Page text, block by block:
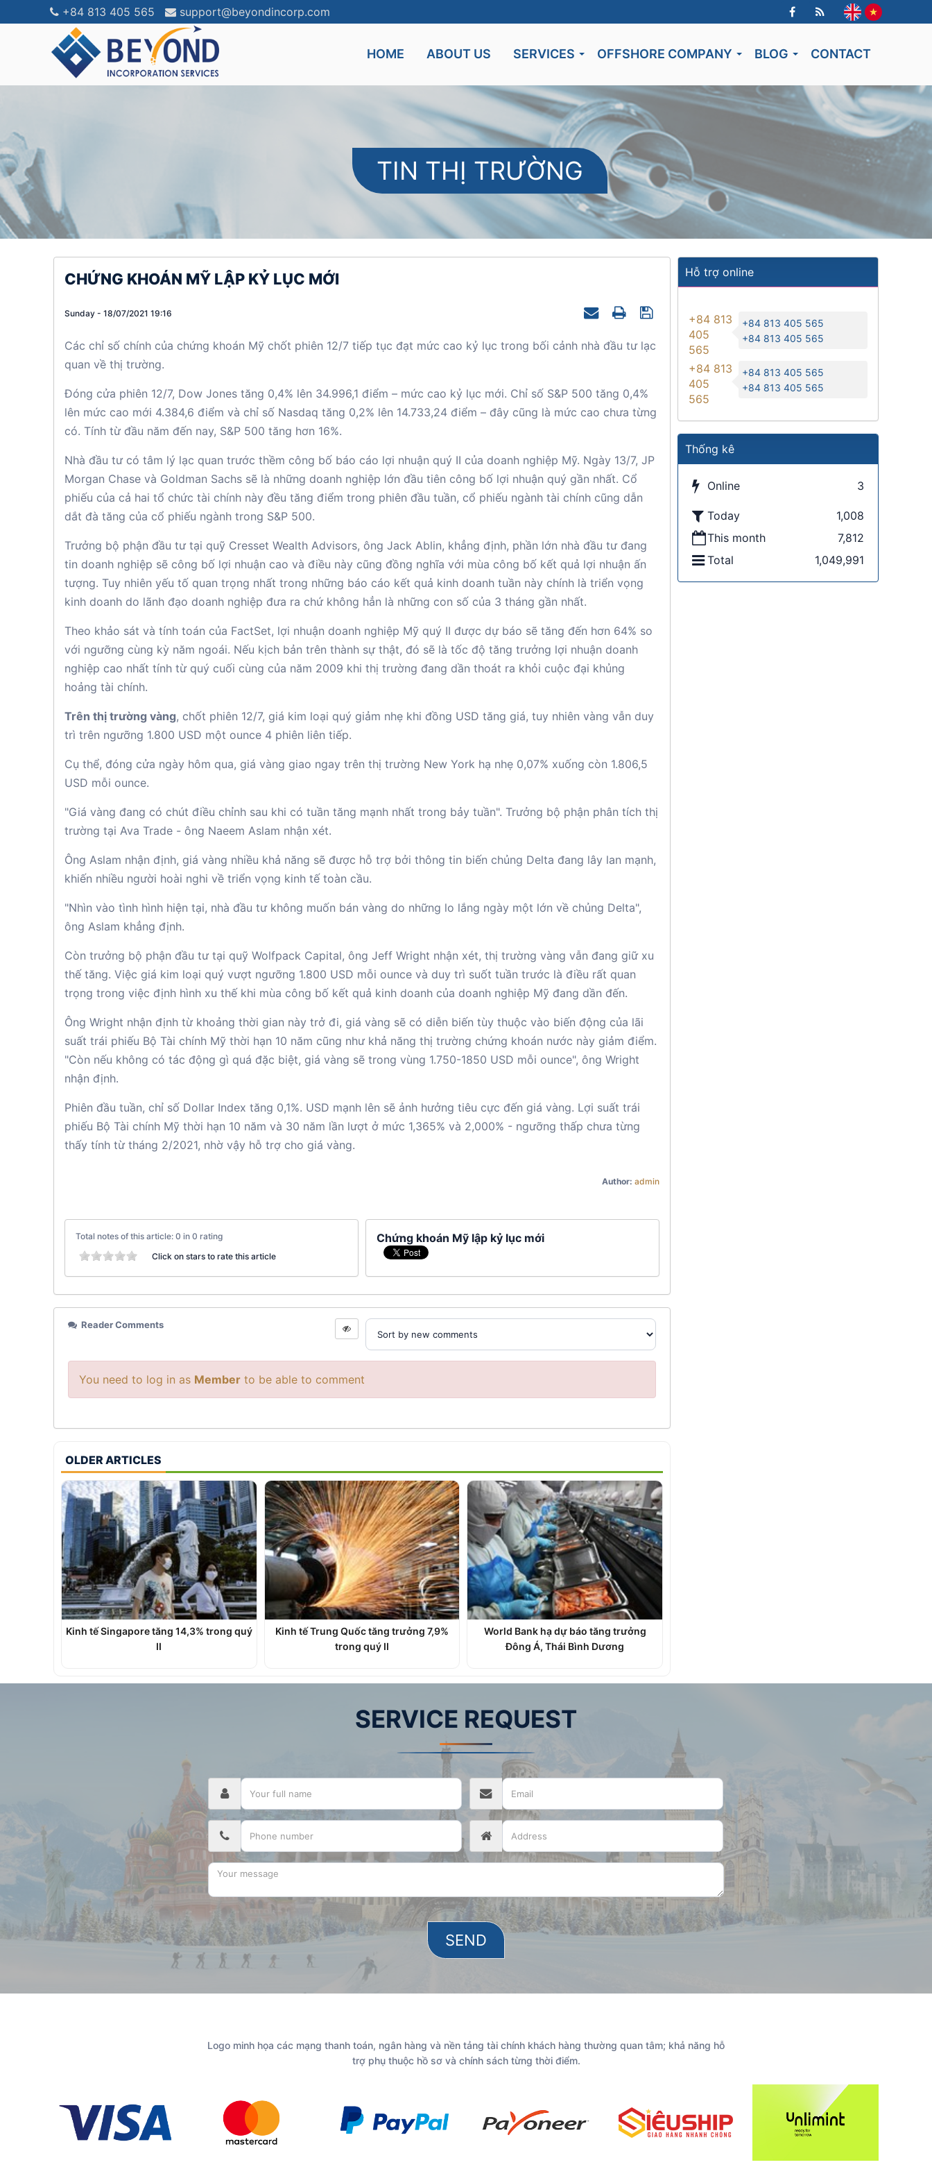
+84 813 405 565 support@beyondincorp.com
HOME ABOUT US SERVICES OFFSHORE COMPANY BLOG CONTACT
TIN THỊ TRƯỜNG
CHỨNG KHOÁN MỸ LẬP KỶ LỤC MỚI
Sunday - 18/07/2021 19:16
Các chỉ số chính của chứng khoán Mỹ chốt phiên 12/7 tiếp tục đạt mức cao kỷ lục trong bối cảnh nhà đầu tư lạc
quan về thị trường.
Đóng cửa phiên 12/7, Dow Jones tăng 0,4% lên 34.996,1 điểm – mức cao kỷ lục mới. Chỉ số S&P 500 tăng 0,4%
lên mức cao mới 4.384,6 điểm và chỉ số Nasdaq tăng 0,2% lên 14.733,24 điểm – đây cũng là mức cao chưa từng
có. Tính từ đầu năm đến nay, S&P 500 tăng hơn 16%.
Nhà đầu tư có tâm lý lạc quan trước thềm công bố báo cáo lợi nhuận quý II của doanh nghiệp Mỹ. Ngày 13/7, JP
Morgan Chase và Goldman Sachs sẽ là những doanh nghiệp lớn đầu tiên công bố lợi nhuận quý gần nhất. Cổ
phiếu của cả hai tổ chức tài chính này đều tăng điểm trong phiên đầu tuần, cổ phiếu ngành tài chính cũng dẫn
dắt đà tăng của cổ phiếu ngành trong S&P 500.
Trưởng bộ phận đầu tư tại quỹ Cresset Wealth Advisors, ông Jack Ablin, khẳng định, phần lớn nhà đầu tư đang
tin doanh nghiệp sẽ công bố lợi nhuận cao và điều này cũng đồng nghĩa với mùa công bố kết quả lợi nhuận ấn
tượng. Tuy nhiên yếu tố quan trọng nhất trong những báo cáo kết quả kinh doanh tuần này chính là triển vọng
kinh doanh do lãnh đạo doanh nghiệp đưa ra chứ không hẳn là những con số của 3 tháng gần nhất.
Theo khảo sát và tính toán của FactSet, lợi nhuận doanh nghiệp Mỹ quý II được dự báo sẽ tăng đến hơn 64% so
với ngưỡng cùng kỳ năm ngoái. Nếu kịch bản trên thành sự thật, đó sẽ là tốc độ tăng trưởng lợi nhuận doanh
nghiệp cao nhất tính từ quý cuối cùng của năm 2009 khi thị trường đang dần thoát ra khỏi cuộc đại khủng
hoảng tài chính.
Trên thị trường vàng, chốt phiên 12/7, giá kim loại quý giảm nhẹ khi đồng USD tăng giá, tuy nhiên vàng vẫn duy
trì trên ngưỡng 1.800 USD một ounce 4 phiên liên tiếp.
Cụ thể, đóng cửa ngày hôm qua, giá vàng giao ngay trên thị trường New York hạ nhẹ 0,07% xuống còn 1.806,5
USD mỗi ounce.
"Giá vàng đang có chút điều chỉnh sau khi có tuần tăng mạnh nhất trong bảy tuần". Trưởng bộ phận phân tích thị
trường tại Ava Trade - ông Naeem Aslam nhận xét.
Ông Aslam nhận định, giá vàng nhiều khả năng sẽ được hỗ trợ bởi thông tin biến chủng Delta đang lây lan mạnh,
khiến nhiều người hoài nghi về triển vọng kinh tế toàn cầu.
"Nhìn vào tình hình hiện tại, nhà đầu tư không muốn bán vàng do những lo lắng ngày một lớn về chủng Delta",
ông Aslam khẳng định.
Còn trưởng bộ phận đầu tư tại quỹ Wolfpack Capital, ông Jeff Wright nhận xét, thị trường vàng vẫn đang giữ xu
thế tăng. Việc giá kim loại quý vượt ngưỡng 1.800 USD mỗi ounce và duy trì suốt tuần trước là điều rất quan
trọng trong việc định hình xu thế khi mùa công bố kết quả kinh doanh của doanh nghiệp Mỹ đang dần đến.
Ông Wright nhận định từ khoảng thời gian này trở đi, giá vàng sẽ có diễn biến tùy thuộc vào biến động của lãi
suất trái phiếu Bộ Tài chính Mỹ thời hạn 10 năm cũng như khả năng thị trường chứng khoán nước này giảm điểm.
"Còn nếu không có tác động gì quá đặc biệt, giá vàng sẽ trong vùng 1.750-1850 USD mỗi ounce", ông Wright
nhận định.
Phiên đầu tuần, chỉ số Dollar Index tăng 0,1%. USD mạnh lên sẽ ảnh hưởng tiêu cực đến giá vàng. Lợi suất trái
phiếu Bộ Tài chính Mỹ thời hạn 10 năm và 30 năm lần lượt ở mức 1,365% và 2,000% - ngưỡng thấp chưa từng
thấy tính từ tháng 2/2021, nhờ vậy hỗ trợ cho giá vàng.
Author: admin
Total notes of this article: 0 in 0 rating
Click on stars to rate this article
Chứng khoán Mỹ lập kỷ lục mới
Reader Comments
You need to log in as Member to be able to comment
OLDER ARTICLES
Kinh tế Singapore tăng 14,3% trong quý
II
Kinh tế Trung Quốc tăng trưởng 7,9%
trong quý II
World Bank hạ dự báo tăng trưởng
Đông Á, Thái Bình Dương
Hỗ trợ online
+84 813
405
565
+84 813 405 565
+84 813 405 565
+84 813
405
565
+84 813 405 565
+84 813 405 565
Thống kê
Online 3
Today
1,008
This month
7,812
Total
1,049,991
SERVICE REQUEST
Logo minh họa các mạng thanh toán, ngân hàng và nền tảng tài chính khách hàng thường quan tâm; khả năng hỗ
trợ phụ thuộc hồ sơ và chính sách từng thời điểm.